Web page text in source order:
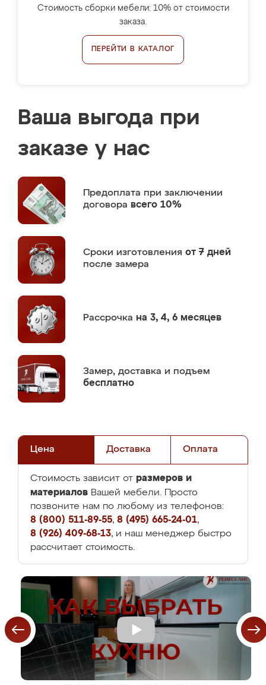
Стоимость сборки мебели: 10% от стоимости
заказа.
ПЕРЕЙТИ В КАТАЛОГ
Ваша выгода при
заказе у нас
Предоплата при заключении
договора всего 10%
Сроки изготовления от 7 дней
после замера
Рассрочка на 3, 4, 6 месяцев
Замер, доставка и подъем
бесплатно
Цена Доставка Оплата
Стоимость зависит от размеров и
материалов Вашей мебели. Просто
позвоните нам по любому из телефонов:
8 (800) 511-89-55, 8 (495) 665-24-01,
8 (926) 409-68-13, и наш менеджер быстро
рассчитает стоимость.